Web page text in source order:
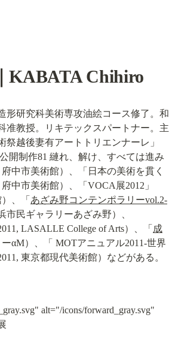
KABATA Chihiro
形研究科美術専攻油絵コース修了。和
准教授。リキテックスパートナー。主
祭越後妻有アートトリエンナーレ」
公開制作81 縺れ、解け、すべては進み
中市美術館）、「日本の美術を貫く
中市美術館）、「VOCA展2012」
、「 あざみ野コンテンポラリーvol.2-
市民ギャラリーあざみ野）、
LASALLE College of Arts）、「 成
ーαM）、「 MOTアニュアル2011-世界
東京都現代美術館）などがある。
alt="/icons/forward_gray.svg"